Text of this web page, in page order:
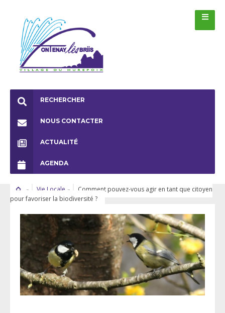
RECHERCHER
NOUS CONTACTER
ACTUALITÉ
AGENDA
Vie Locale
Comment pouvez-vous agir en tant que citoyen
pour favoriser la biodiversité ?